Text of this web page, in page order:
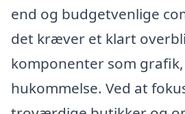
end og budgetvenlige
det kræver et klart
komponenter som
hukommelse. Ved at